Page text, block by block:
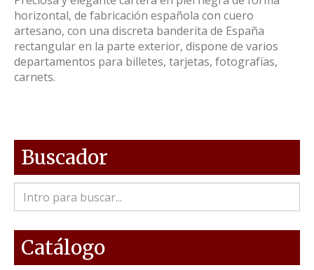
horizontal, de fabricación española con cuero
artesano, con una discreta banderita de España
rectangular en la parte exterior, dispone de varios
departamentos para billetes, tarjetas, fotografías,
carnets.
Buscador
Catálogo